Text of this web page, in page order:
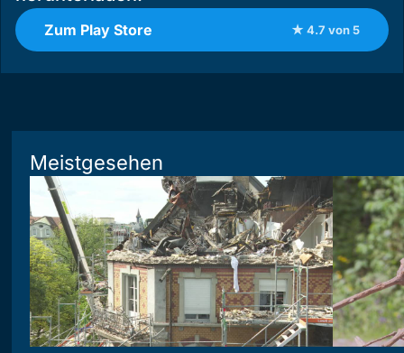
Zum Play Store ★ 4.7 von 5
Meistgesehen